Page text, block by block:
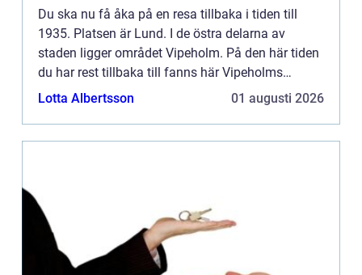
Du ska nu få åka på en resa tillbaka i tiden till
1935. Platsen är Lund. I de östra delarna av
staden ligger området Vipeholm. På den här tiden
du har rest tillbaka till fanns här Vipeholms
sjukhus, som huserade människor med grova
Lotta Albertsson 01 augusti 2026